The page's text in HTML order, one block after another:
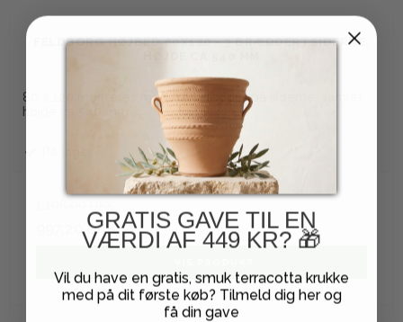
FELDBORG HØJBED 80X120 - 3 BRÆDDER I SIDERNE,
80 x 120 monteres med tre brædder på siderne, samlet
højde ca 540 mm
997,20 DKKGRATIS GAVE TIL EN
VÆRDI AF 449 KR? 🎁
Vil du have en gratis, smuk terracotta krukke
med på dit første køb? Tilmeld dig her og
få din gave